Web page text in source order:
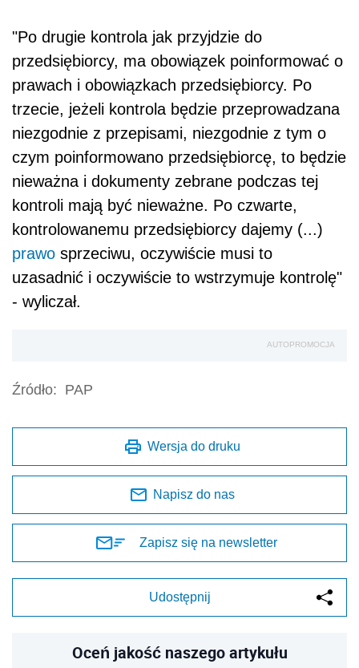
"Po drugie kontrola jak przyjdzie do
przedsiębiorcy, ma obowiązek poinformować o
prawach i obowiązkach przedsiębiorcy. Po
trzecie, jeżeli kontrola będzie przeprowadzana
niezgodnie z przepisami, niezgodnie z tym o
czym poinformowano przedsiębiorcę, to będzie
nieważna i dokumenty zebrane podczas tej
kontroli mają być nieważne. Po czwarte,
kontrolowanemu przedsiębiorcy dajemy (...)
prawo sprzeciwu, oczywiście musi to
uzasadnić i oczywiście to wstrzymuje kontrolę"
- wyliczał.
AUTOPROMOCJA
Źródło: PAP
Wersja do druku
Napisz do nas
Zapisz się na newsletter
Udostępnij
Oceń jakość naszego artykułu